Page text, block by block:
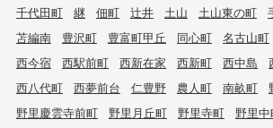
千代田町
継 佃町 辻井 土山 土山東の町
苫編南
豊沢町 豊富町甲丘 同心町 名古山町
西今宿
西駅前町 西新在家 西新町 西中島
西八代町
西夢前台 仁豊野 農人町 南畝町
野里慶雲寺前町
野里月丘町 野里寺町 野里